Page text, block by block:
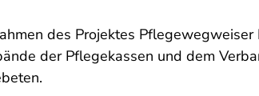
des Projektes
der Pflegekassen und dem